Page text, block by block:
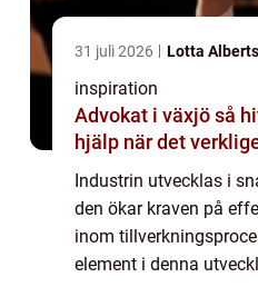
31 juli 2026 Lotta
inspiration
Advokat i växjö så hittar du rätt juridisk
hjälp när det
Industrin utvecklas i
den ökar kraven på
inom
element i denna